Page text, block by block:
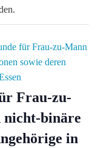
für Frau-zu-Mann
sowie deren
Frau-zu-
binäre
in